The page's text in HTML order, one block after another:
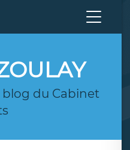
blog du Cabinet